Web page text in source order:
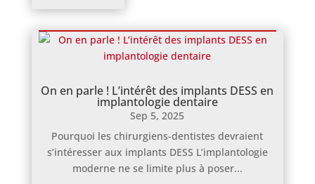
On en parle ! L’intérêt des implants DESS en
implantologie dentaire
Sep 5, 2025
Pourquoi les chirurgiens-dentistes devraient
s’intéresser aux implants DESS L’implantologie
moderne ne se limite plus à poser...